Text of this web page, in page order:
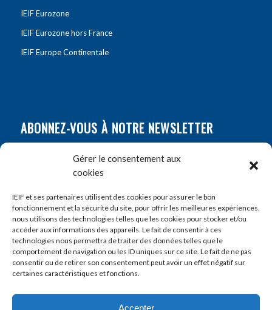
Gérer le consentement aux
cookies
IEIF et ses partenaires utilisent des cookies pour assurer le bon
fonctionnement et la sécurité du site, pour offrir les meilleures expériences,
nous utilisons des technologies telles que les cookies pour stocker et/ou
accéder aux informations des appareils. Le fait de consentir à ces
technologies nous permettra de traiter des données telles que le
comportement de navigation ou les ID uniques sur ce site. Le fait de ne pas
consentir ou de retirer son consentement peut avoir un effet négatif sur
certaines caractéristiques et fonctions.
Accepter
IEIF Eurozone
IEIF Eurozone hors France
IEIF Europe Continentale
ABONNEZ-VOUS À NOTRE NEWSLETTER
Prénom
E-mail*